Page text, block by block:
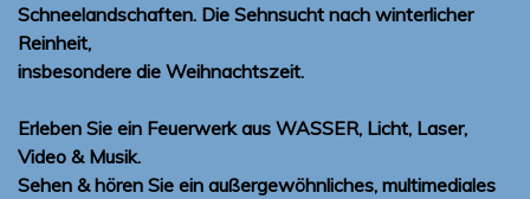
Schneelandschaften. Die Sehnsucht nach winterlicher
Reinheit,
insbesondere die Weihnachtszeit.
Erleben Sie ein Feuerwerk aus WASSER, Licht, Laser,
Video & Musik.
Sehen & hören Sie ein außergewöhnliches, multimediales